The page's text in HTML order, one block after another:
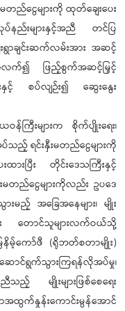
ည်ငွေများကို ထုတ်ချေးပေး
ည်းများနှင့်အညီ တင်ပြ
ရွာချင်းဆက်လမ်းအား အဆင့်
လက်၍ ဖြည့်စွက်အဆင့်မြှင့်
နှင့် စပ်လျဉ်း၍ ဆွေးနွေး
ကြီးများက စိုက်ပျိုးရေး၊
ပ်သည့် ရင်းနှီးမတည်ငွေများကို
ထားပြီး တိုင်းဒေသကြီးနှင့်
ည်ငွေများကိုလည်း ဥပဒေ
ည့် အခြေအနေများ၊ မျိုး
း တောင်သူများလက်ဝယ်သို့
နိမ့်ကော်ဖီ (ရိုဘတ်စတာမျိုး)
ောင်ရွက်သွားကြရန်လိုအပ်မှု၊
ည့် မျိုးများဖြစ်စေရေး
ာအထွက်နှုန်းကောင်းမွန်အောင်